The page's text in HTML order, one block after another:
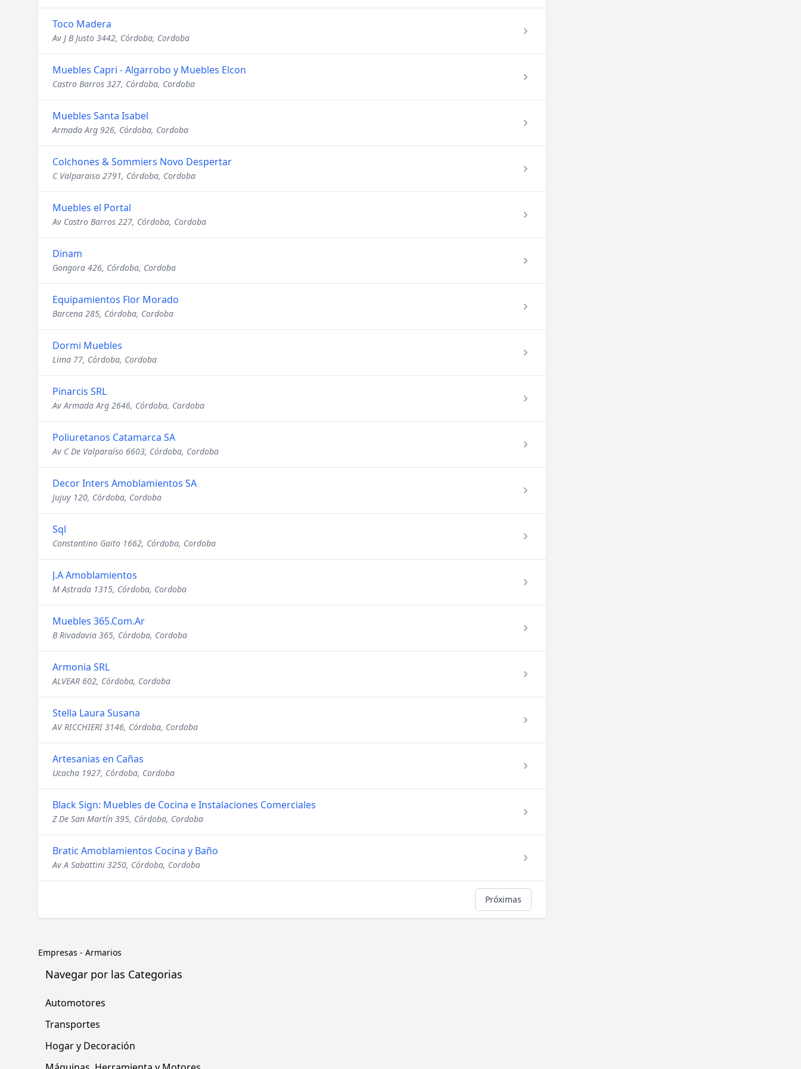
Toco Madera
Av J B Justo 3442, Córdoba, Cordoba
Muebles Capri - Algarrobo y Muebles Elcon
Castro Barros 327, Córdoba, Cordoba
Muebles Santa Isabel
Armada Arg 926, Córdoba, Cordoba
Colchones & Sommiers Novo Despertar
C Valparaiso 2791, Córdoba, Cordoba
Muebles el Portal
Av Castro Barros 227, Córdoba, Cordoba
Dinam
Gongora 426, Córdoba, Cordoba
Equipamientos Flor Morado
Barcena 285, Córdoba, Cordoba
Dormi Muebles
Lima 77, Córdoba, Cordoba
Pinarcis SRL
Av Armada Arg 2646, Córdoba, Cordoba
Poliuretanos Catamarca SA
Av C De Valparaíso 6603, Córdoba, Cordoba
Decor Inters Amoblamientos SA
Jujuy 120, Córdoba, Cordoba
Sql
Constantino Gaito 1662, Córdoba, Cordoba
J.A Amoblamientos
M Astrada 1315, Córdoba, Cordoba
Muebles 365.Com.Ar
B Rivadavia 365, Córdoba, Cordoba
Armonia SRL
ALVEAR 602, Córdoba, Cordoba
Stella Laura Susana
AV RICCHIERI 3146, Córdoba, Cordoba
Artesanias en Cañas
Ucacha 1927, Córdoba, Cordoba
Black Sign: Muebles de Cocina e Instalaciones Comerciales
Z De San Martín 395, Córdoba, Cordoba
Bratic Amoblamientos Cocina y Baño
Av A Sabattini 3250, Córdoba, Cordoba
Próximas
Empresas - Armarios
Navegar por las Categorias
Automotores
Transportes
Hogar y Decoración